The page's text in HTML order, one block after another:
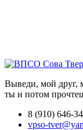
Выведи, мой друг,
ты и потом
8 (910) 646-
vpso-